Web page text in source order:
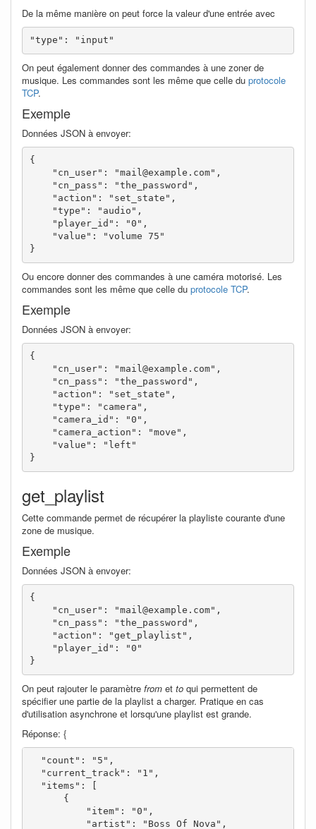
De la même manière on peut force la valeur d'une entrée avec
"type": "input"
On peut également donner des commandes à une zoner de
musique. Les commandes sont les même que celle du protocole
TCP.
Exemple
Données JSON à envoyer:
{
    "cn_user": "mail@example.com",
    "cn_pass": "the_password",
    "action": "set_state",
    "type": "audio",
    "player_id": "0",
    "value": "volume 75"
}
Ou encore donner des commandes à une caméra motorisé. Les
commandes sont les même que celle du protocole TCP.
Exemple
Données JSON à envoyer:
{
    "cn_user": "mail@example.com",
    "cn_pass": "the_password",
    "action": "set_state",
    "type": "camera",
    "camera_id": "0",
    "camera_action": "move",
    "value": "left"
}
get_playlist
Cette commande permet de récupérer la playliste courante d'une
zone de musique.
Exemple
Données JSON à envoyer:
{
    "cn_user": "mail@example.com",
    "cn_pass": "the_password",
    "action": "get_playlist",
    "player_id": "0"
}
On peut rajouter le paramètre from et to qui permettent de
spécifier une partie de la playlist a charger. Pratique en cas
d'utilisation asynchrone et lorsqu'une playlist est grande.
Réponse: {
  "count": "5",
  "current_track": "1",
  "items": [
      {
          "item": "0",
          "artist": "Boss Of Nova",